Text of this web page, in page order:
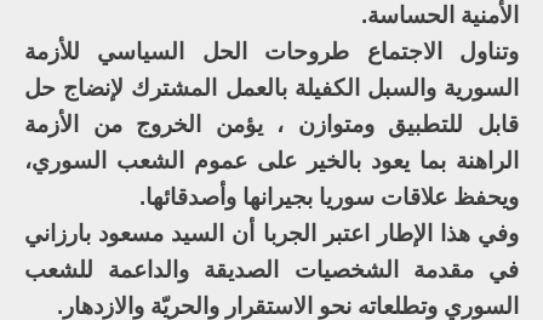
الأمنية الحساسة.
وتناول الاجتماع طروحات الحل السياسي للأزمة
السورية والسبل الكفيلة بالعمل المشترك لإنضاج حل
قابل للتطبيق ومتوازن ، يؤمن الخروج من الأزمة
الراهنة بما يعود بالخير على عموم الشعب السوري،
ويحفظ علاقات سوريا بجيرانها وأصدقائها.
وفي هذا الإطار اعتبر الجربا أن السيد مسعود بارزاني
في مقدمة الشخصيات الصديقة والداعمة للشعب
السوري وتطلعاته نحو الاستقرار والحريّة والازدهار.